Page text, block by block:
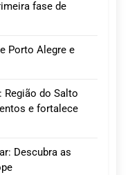
fase de
Porto Alegre e
Região do Salto
e fortalece
Descubra as